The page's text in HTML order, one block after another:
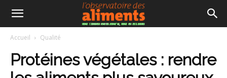
Accueil Qualité
Protéines végétales : rendre